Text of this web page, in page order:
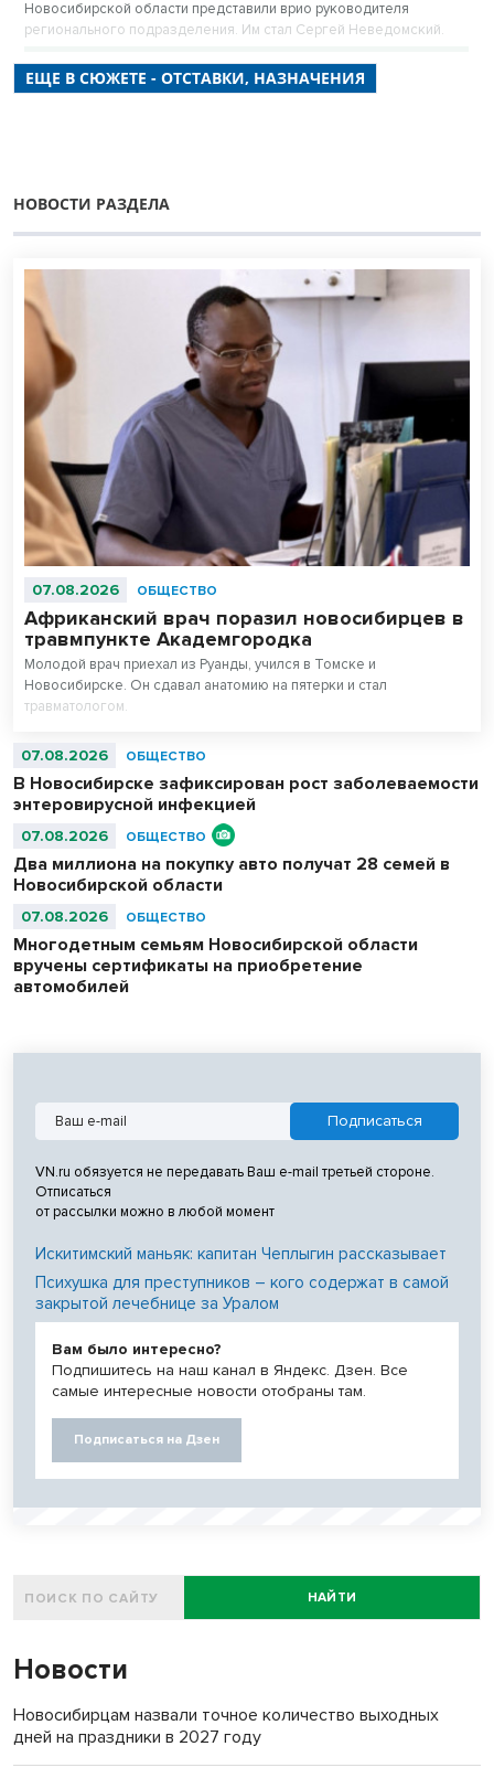
Новосибирской области представили врио руководителя
регионального подразделения. Им стал Сергей Неведомский.
ЕЩЕ В СЮЖЕТЕ - ОТСТАВКИ, НАЗНАЧЕНИЯ
НОВОСТИ РАЗДЕЛА
07.08.2026 ОБЩЕСТВО
Африканский врач поразил новосибирцев в
травмпункте Академгородка
Молодой врач приехал из Руанды, учился в Томске и
Новосибирске. Он сдавал анатомию на пятерки и стал
травматологом.
07.08.2026 ОБЩЕСТВО
В Новосибирске зафиксирован рост заболеваемости
энтеровирусной инфекцией
07.08.2026 ОБЩЕСТВО
Два миллиона на покупку авто получат 28 семей в
Новосибирской области
07.08.2026 ОБЩЕСТВО
Многодетным семьям Новосибирской области
вручены сертификаты на приобретение
автомобилей
VN.ru обязуется не передавать Ваш e-mail третьей стороне.
Отписаться
от рассылки можно в любой момент
Искитимский маньяк: капитан Чеплыгин рассказывает
Психушка для преступников – кого содержат в самой
закрытой лечебнице за Уралом
Вам было интересно?
Подпишитесь на наш канал в Яндекс. Дзен. Все
самые интересные новости отобраны там.
Подписаться на Дзен
НАЙТИ
Новости
Новосибирцам назвали точное количество выходных
дней на праздники в 2027 году